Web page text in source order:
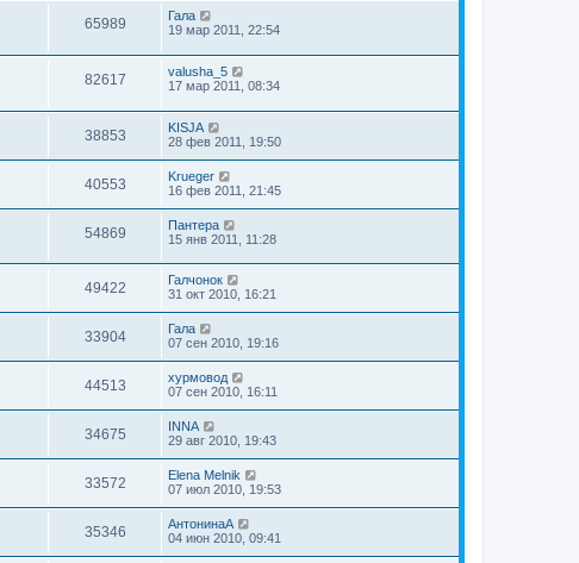
65989
Гала
19 мар 2011, 22:54
82617
valusha_5
17 мар 2011, 08:34
38853
KISJA
28 фев 2011, 19:50
40553
Krueger
16 фев 2011, 21:45
54869
Пантера
15 янв 2011, 11:28
49422
Галчонок
31 окт 2010, 16:21
33904
Гала
07 сен 2010, 19:16
44513
хурмовод
07 сен 2010, 16:11
34675
INNA
29 авг 2010, 19:43
33572
Elena Melnik
07 июл 2010, 19:53
35346
АнтонинаА
04 июн 2010, 09:41